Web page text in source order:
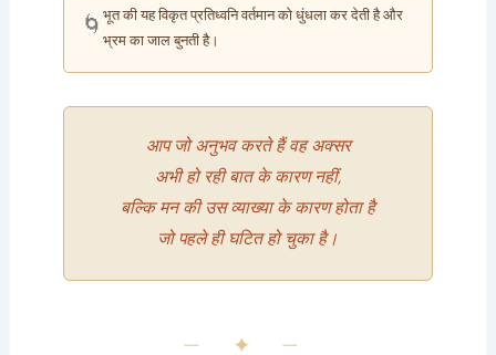
🌀 भूत की यह विकृत प्रतिध्वनि वर्तमान को धुंधला कर देती है और
भ्रम का जाल बुनती है।
आप जो अनुभव करते हैं वह अक्सर
अभी हो रही बात के कारण नहीं,
बल्कि मन की उस व्याख्या के कारण होता है
जो पहले ही घटित हो चुका है।
— ✦ —